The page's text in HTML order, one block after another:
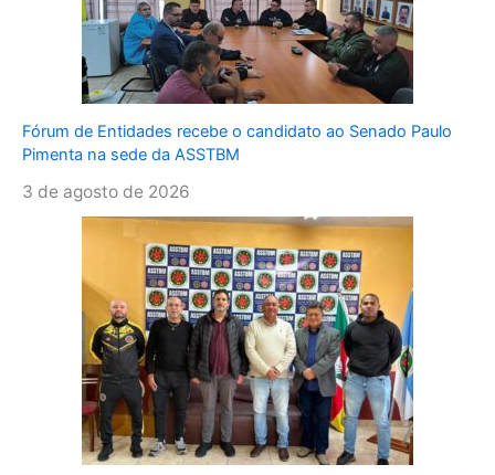
Fórum de Entidades recebe o candidato ao Senado Paulo
Pimenta na sede da ASSTBM
3 de agosto de 2026